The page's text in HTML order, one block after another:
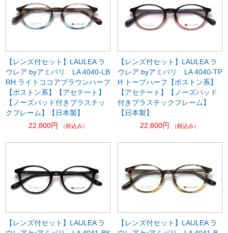
【レンズ付セット】LAULEA ラ
ウレア byアミパリ LA 4040-LB
RH ライトココアブラウンハーフ
【ボストン系】【アセテート】
【ノーズパッド付きプラスチッ
クフレーム】【日本製】
22,800円
（税込み）
【レンズ付セット】LAULEA ラ
ウレア byアミパリ LA 4040-TP
H トープハーフ【ボストン系】
【アセテート】【ノーズパッド
付きプラスチックフレーム】
【日本製】
22,800円
（税込み）
【レンズ付セット】LAULEA ラ
【レンズ付セット】LAULEA ラ